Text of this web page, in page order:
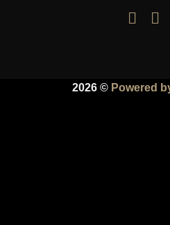
2026 © Powered